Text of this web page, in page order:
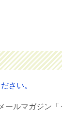
さい。
ルマガジン